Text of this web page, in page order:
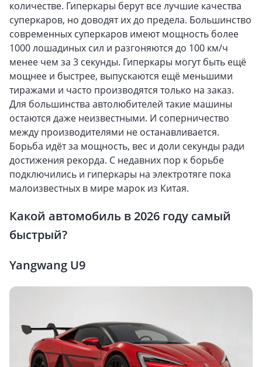
количестве. Гиперкары берут все лучшие качества
суперкаров, но доводят их до предела. Большинство
современных суперкаров имеют мощность более
1000 лошадиных сил и разгоняются до 100 км/ч
менее чем за 3 секунды. Гиперкары могут быть ещё
мощнее и быстрее, выпускаются ещё меньшими
тиражами и часто производятся только на заказ.
Для большинства автолюбителей такие машины
остаются даже неизвестными. И соперничество
между производителями не останавливается.
Борьба идёт за мощность, вес и доли секунды ради
достижения рекорда. С недавних пор к борьбе
подключились и гиперкары на электротяге пока
малоизвестных в мире марок из Китая.
Какой автомобиль в 2026 году самый
быстрый?
Yangwang U9